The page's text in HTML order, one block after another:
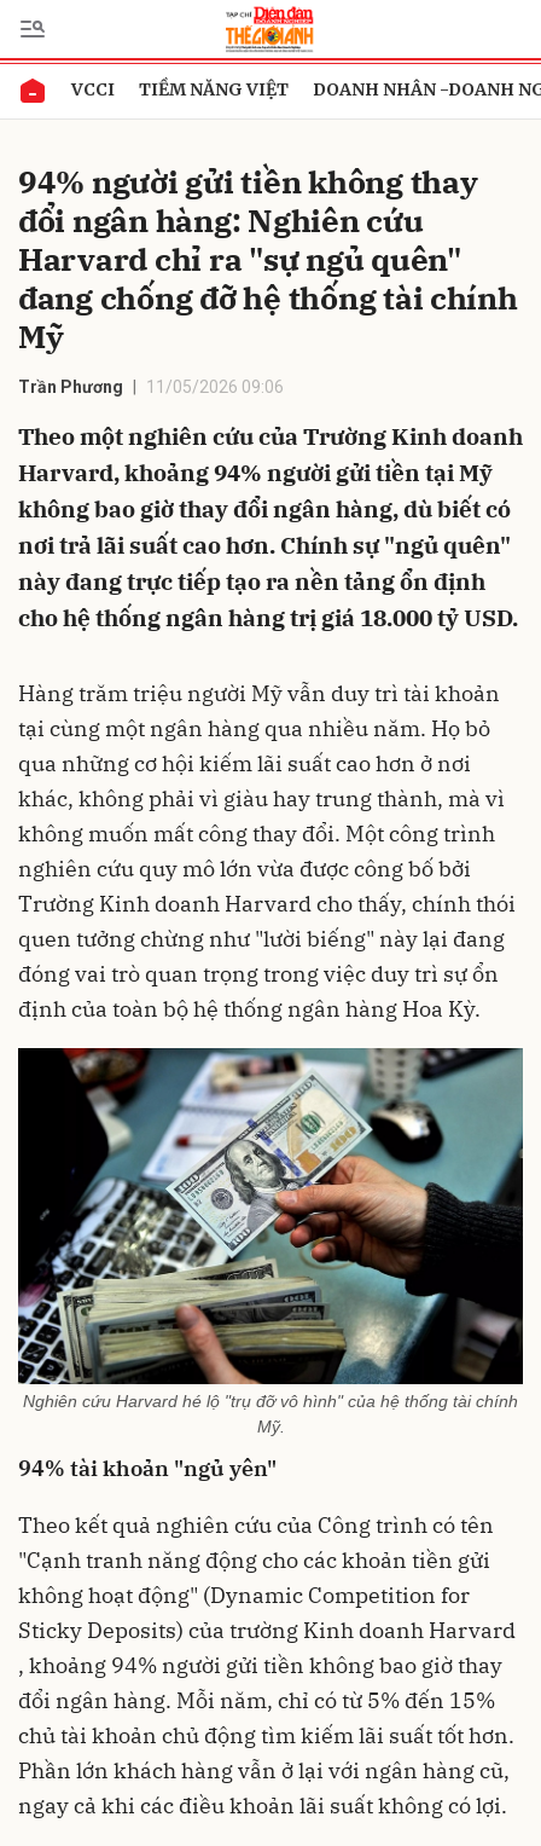
VCCI TIỀM NĂNG VIỆT DOANH NHÂN -DOANH
94% người gửi tiền không thay
đổi ngân hàng: Nghiên cứu
Harvard chỉ ra "sự ngủ quên"
đang chống đỡ hệ thống tài chính
Mỹ
Trần Phương 11/05/2026 09:06
Theo một nghiên cứu của Trường Kinh doanh
Harvard, khoảng 94% người gửi tiền tại Mỹ
không bao giờ thay đổi ngân hàng, dù biết có
nơi trả lãi suất cao hơn. Chính sự "ngủ quên"
này đang trực tiếp tạo ra nền tảng ổn định
cho hệ thống ngân hàng trị giá 18.000 tỷ USD.
Hàng trăm triệu người Mỹ vẫn duy trì tài khoản
tại cùng một ngân hàng qua nhiều năm. Họ bỏ
qua những cơ hội kiếm lãi suất cao hơn ở nơi
khác, không phải vì giàu hay trung thành, mà vì
không muốn mất công thay đổi. Một công trình
nghiên cứu quy mô lớn vừa được công bố bởi
Trường Kinh doanh Harvard cho thấy, chính thói
quen tưởng chừng như "lười biếng" này lại đang
đóng vai trò quan trọng trong việc duy trì sự ổn
định của toàn bộ hệ thống ngân hàng Hoa Kỳ.
Nghiên cứu Harvard hé lộ "trụ đỡ vô hình" của hệ thống tài chính
Mỹ.
94% tài khoản "ngủ yên"
Theo kết quả nghiên cứu của Công trình có tên
"Cạnh tranh năng động cho các khoản tiền gửi
không hoạt động" (Dynamic Competition for
Sticky Deposits) của trường Kinh doanh Harvard
, khoảng 94% người gửi tiền không bao giờ thay
đổi ngân hàng. Mỗi năm, chỉ có từ 5% đến 15%
chủ tài khoản chủ động tìm kiếm lãi suất tốt hơn.
Phần lớn khách hàng vẫn ở lại với ngân hàng cũ,
ngay cả khi các điều khoản lãi suất không có lợi.
Gửi bình luận